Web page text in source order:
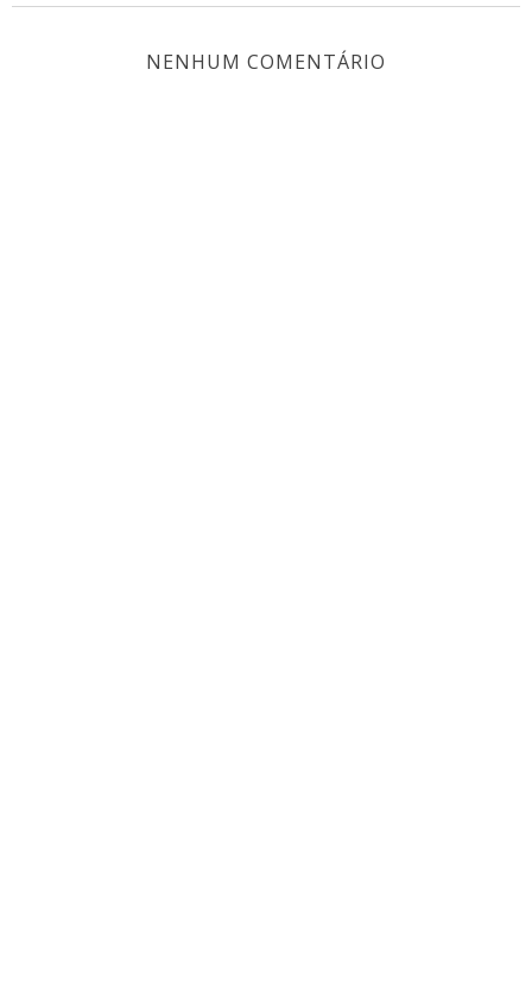
NENHUM COMENTÁRIO